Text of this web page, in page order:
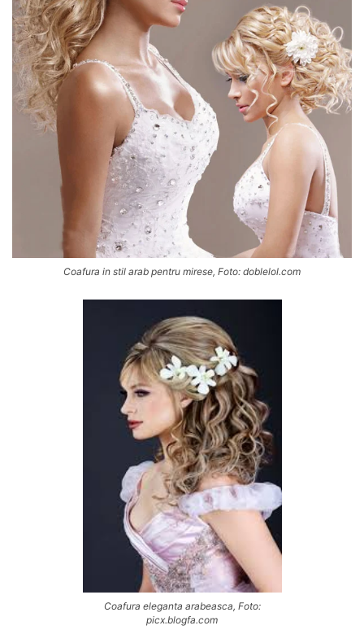
Coafura in stil arab pentru mirese, Foto: doblelol.com
Coafura eleganta arabeasca, Foto:
picx.blogfa.com